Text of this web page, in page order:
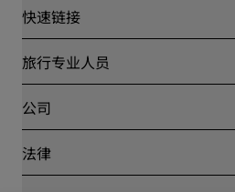
快速链接
丽赏会
Blog
目的地
丽笙酒店集团APP
体育认证酒店
旅行专业人员
合作伙伴
公司
丽笙酒店集团
法律